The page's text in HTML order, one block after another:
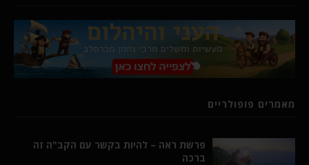
מאמרים פופולריים
פרשת ראה – להיות בקשר עם הקב"ה זה
ברכה